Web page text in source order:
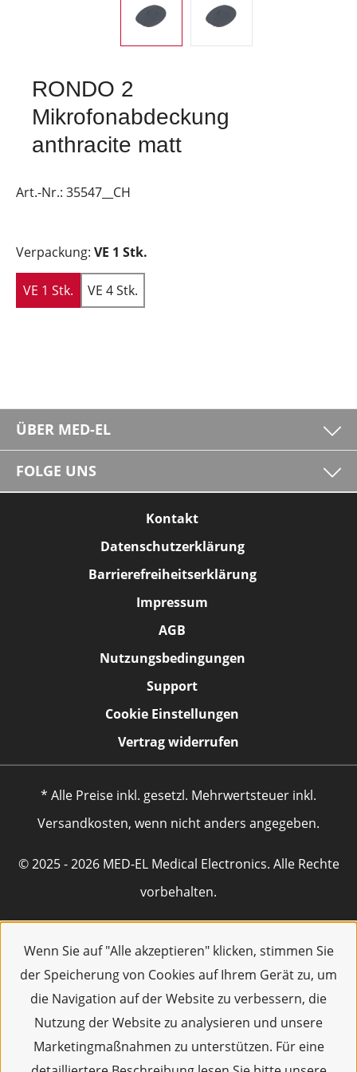
Wenn Sie auf "Alle akzeptieren" klicken, stimmen Sie
der Speicherung von Cookies auf Ihrem Gerät zu, um
die Navigation auf der Website zu verbessern, die
Nutzung der Website zu analysieren und unsere
Marketingmaßnahmen zu unterstützen. Für eine
RONDO 2
Mikrofonabdeckung
anthracite matt
Art.-Nr.: 35547__CH
Verpackung: VE 1 Stk.
VE 1 Stk. VE 4 Stk.
ÜBER MED-EL
FOLGE UNS
Kontakt
Datenschutzerklärung
Barrierefreiheitserklärung
Impressum
AGB
Nutzungsbedingungen
Support
Cookie Einstellungen
Vertrag widerrufen
* Alle Preise inkl. gesetzl. Mehrwertsteuer inkl.
Versandkosten, wenn nicht anders angegeben.
© 2025 - 2026 MED-EL Medical Electronics. Alle Rechte
vorbehalten.